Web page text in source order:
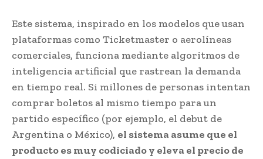
Este sistema, inspirado en los modelos que usan
plataformas como Ticketmaster o aerolíneas
comerciales, funciona mediante algoritmos de
inteligencia artificial que rastrean la demanda
en tiempo real. Si millones de personas intentan
comprar boletos al mismo tiempo para un
partido específico (por ejemplo, el debut de
Argentina o México), el sistema asume que el
producto es muy codiciado y eleva el precio de